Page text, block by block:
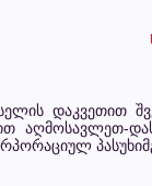
დაკვეთით
აღმოსავლეთ-